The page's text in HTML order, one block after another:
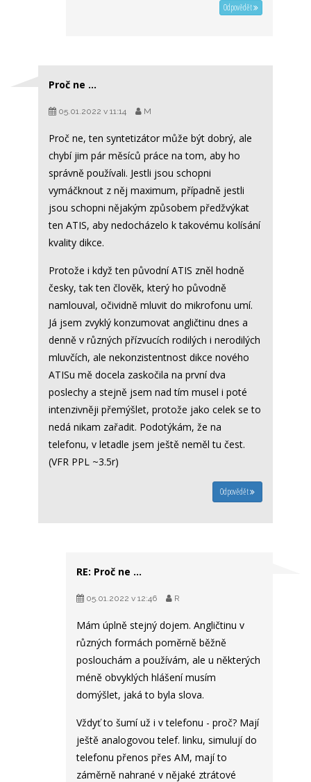
Odpovědět
Proč ne ...
05.01.2022 v 11:14 M
Proč ne, ten syntetizátor může být dobrý, ale
chybí jim pár měsíců práce na tom, aby ho
správně používali. Jestli jsou schopni
vymáčknout z něj maximum, případně jestli
jsou schopni nějakým způsobem předžvýkat
ten ATIS, aby nedocházelo k takovému kolísání
kvality dikce.
Protože i když ten původní ATIS zněl hodně
česky, tak ten člověk, který ho původně
namlouval, očividně mluvit do mikrofonu umí.
Já jsem zvyklý konzumovat angličtinu dnes a
denně v různých přízvucích rodilých i nerodilých
mluvčích, ale nekonzistentnost dikce nového
ATISu mě docela zaskočila na první dva
poslechy a stejně jsem nad tím musel i poté
intenzivněji přemýšlet, protože jako celek se to
nedá nikam zařadit. Podotýkám, že na
telefonu, v letadle jsem ještě neměl tu čest.
(VFR PPL ~3.5r)
Odpovědět
RE: Proč ne ...
05.01.2022 v 12:46 R
Mám úplně stejný dojem. Angličtinu v
různých formách poměrně běžně
poslouchám a používám, ale u některých
méně obvyklých hlášení musím
domýšlet, jaká to byla slova.
Vždyť to šumí už i v telefonu - proč? Mají
ještě analogovou telef. linku, simulují do
telefonu přenos přes AM, mají to
záměrně nahrané v nějaké ztrátové